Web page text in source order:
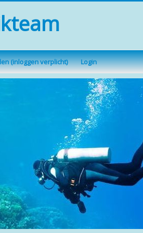
(inloggen verplicht) Login